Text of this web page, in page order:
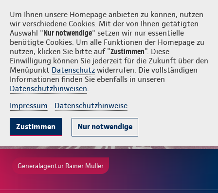
Um Ihnen unsere Homepage anbieten zu können, nutzen
wir verschiedene Cookies. Mit der von Ihnen getätigten
Auswahl "Nur notwendige" setzen wir nur essentielle
benötigte Cookies. Um alle Funktionen der Homepage zu
nutzen, klicken Sie bitte auf "Zustimmen". Diese
Einwilligung können Sie jederzeit für die Zukunft über den
Menüpunkt Datenschutz widerrufen. Die vollständigen
Informationen finden Sie ebenfalls in unseren
Datenschutzhinweisen.
Impressum - Datenschutzhinweise
Zustimmen Nur notwendige
Rainer Müller Login
Generalagentur Rainer Müller